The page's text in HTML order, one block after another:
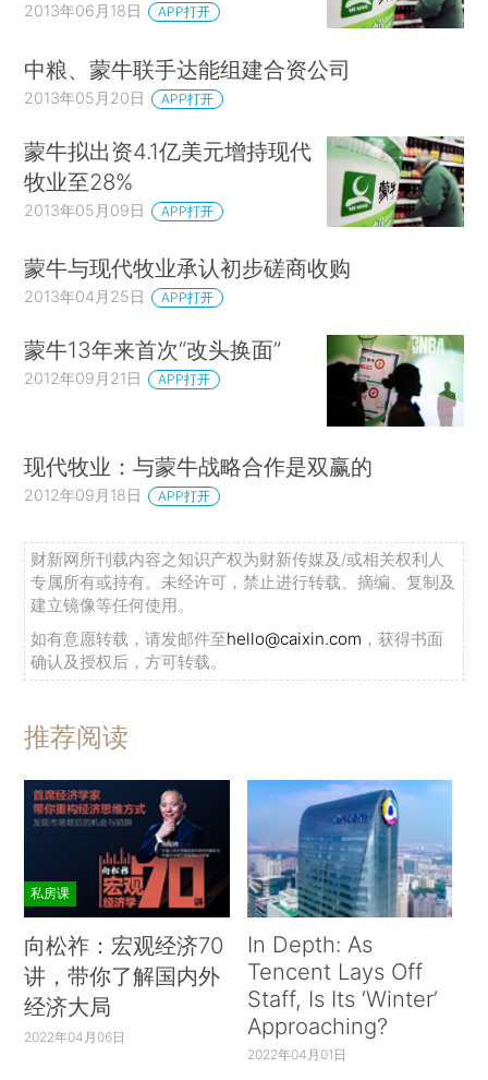
2013年06月18日 APP打开
中粮、蒙牛联手达能组建合资公司
2013年05月20日 APP打开
蒙牛拟出资4.1亿美元增持现代
牧业至28%
2013年05月09日 APP打开
蒙牛与现代牧业承认初步磋商收购
2013年04月25日 APP打开
蒙牛13年来首次“改头换面”
2012年09月21日 APP打开
现代牧业：与蒙牛战略合作是双赢的
2012年09月18日 APP打开
财新网所刊载内容之知识产权为财新传媒及/或相关权利人
专属所有或持有。未经许可，禁止进行转载、摘编、复制及
建立镜像等任何使用。
如有意愿转载，请发邮件至hello@caixin.com ，获得书面
确认及授权后，方可转载。
推荐阅读
私房课
向松祚：宏观经济70
讲，带你了解国内外
经济大局
2022年04月06日
In Depth: As
Tencent Lays Off
Staff, Is Its ‘Winter’
Approaching?
2022年04月01日